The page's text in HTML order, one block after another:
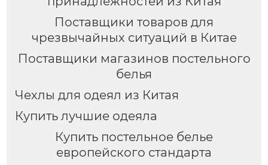
Поставщики товаров для
чрезвычайных ситуаций в Китае
Поставщики магазинов постельного
белья
Чехлы для одеял из Китая
Купить лучшие одеяла
Купить постельное белье
европейского стандарта